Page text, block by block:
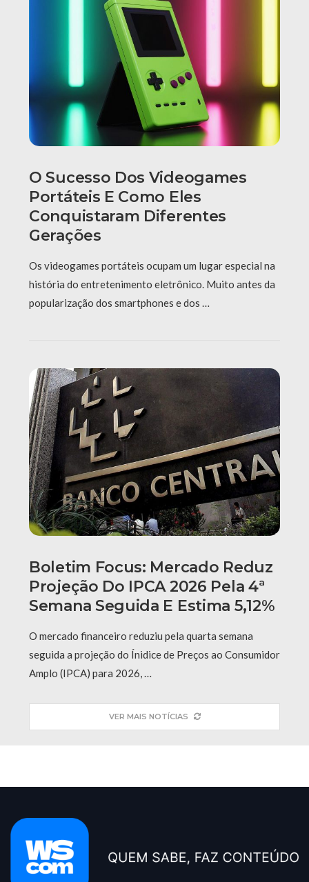
O Sucesso Dos Videogames
Portáteis E Como Eles
Conquistaram Diferentes
Gerações
Os videogames portáteis ocupam um lugar especial na
história do entretenimento eletrônico. Muito antes da
popularização dos smartphones e dos …
Boletim Focus: Mercado Reduz
Projeção Do IPCA 2026 Pela 4ª
Semana Seguida E Estima 5,12%
O mercado financeiro reduziu pela quarta semana
seguida a projeção do Ínidice de Preços ao Consumidor
Amplo (IPCA) para 2026, …
VER MAIS NOTÍCIAS